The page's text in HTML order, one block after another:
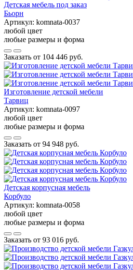
Детская мебель под заказ
Бьорн
Артикул: komnata-0037
любой цвет
любые размеры и форма
Заказать от 104 446 руб.
Изготовление детской мебели
Тарвиц
Артикул: komnata-0097
любой цвет
любые размеры и форма
Заказать от 94 948 руб.
Детская корпусная мебель
Корбуло
Артикул: komnata-0058
любой цвет
любые размеры и форма
Заказать от 93 016 руб.